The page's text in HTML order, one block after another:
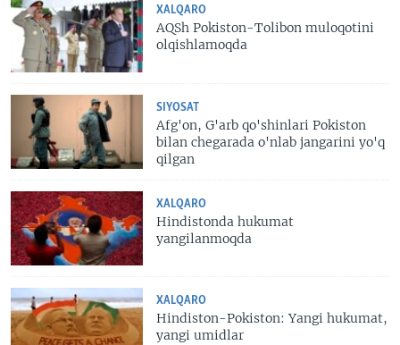
XALQARO
AQSh Pokiston-Tolibon muloqotini
olqishlamoqda
SIYOSAT
Afg'on, G'arb qo'shinlari Pokiston
bilan chegarada o'nlab jangarini yo'q
qilgan
XALQARO
Hindistonda hukumat
yangilanmoqda
XALQARO
Hindiston-Pokiston: Yangi hukumat,
yangi umidlar